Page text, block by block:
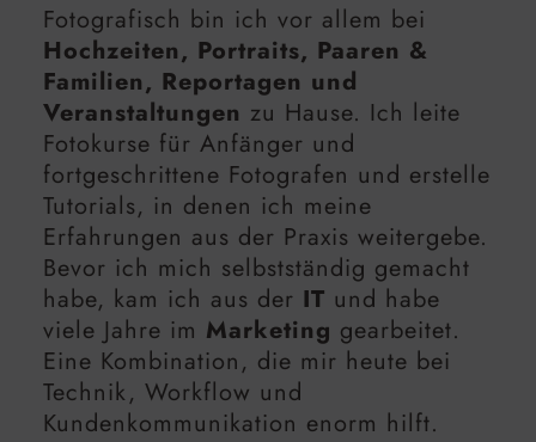
Fotografisch bin ich vor allem bei
Hochzeiten, Portraits, Paaren &
Familien, Reportagen und
Veranstaltungen zu Hause. Ich leite
Fotokurse für Anfänger und
fortgeschrittene Fotografen und erstelle
Tutorials, in denen ich meine
Erfahrungen aus der Praxis weitergebe.
Bevor ich mich selbstständig gemacht
habe, kam ich aus der IT und habe
viele Jahre im Marketing gearbeitet.
Eine Kombination, die mir heute bei
Technik, Workflow und
Kundenkommunikation enorm hilft.